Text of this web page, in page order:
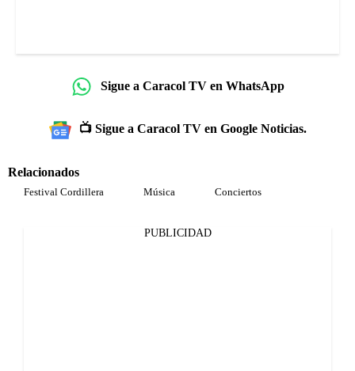
Sigue a Caracol TV en WhatsApp
📺 Sigue a Caracol TV en Google Noticias.
Relacionados
Festival Cordillera Música Conciertos
PUBLICIDAD